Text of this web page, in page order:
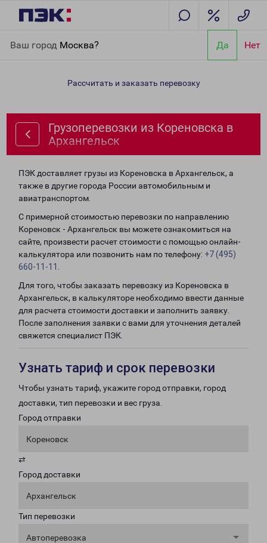
Ваш город Москва? Да Нет
Архангельск
Рассчитать и заказать перевозку
Грузоперевозки из Кореновска в
Архангельск
ПЭК доставляет грузы из Кореновска в Архангельск, а
также в другие города России автомобильным и
авиатранспортом.
С примерной стоимостью перевозки по направлению
Кореновск - Архангельск вы можете ознакомиться на
сайте, произвести расчет стоимости с помощью онлайн-
калькулятора или позвонить нам по телефону: +7 (495)
660-11-11
Для того, чтобы заказать перевозку из Кореновска в
Архангельск, в калькуляторе необходимо ввести данные
для расчета стоимости доставки и заполнить заявку.
После заполнения заявки с вами для уточнения деталей
свяжется специалист ПЭК.
Узнать тариф и срок перевозки
Чтобы узнать тариф, укажите город отправки, город
доставки, тип перевозки и вес груза.
Город отправки
Кореновск
⇄
Город доставки
Архангельск
Тип перевозки
Автоперевозка